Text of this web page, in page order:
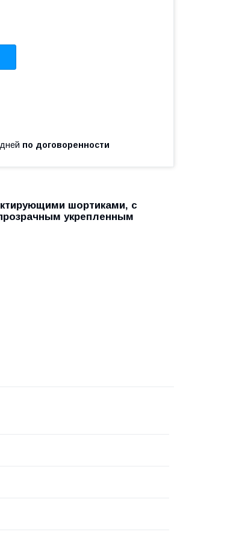
по договоренности
шортиками, с
укрепленным